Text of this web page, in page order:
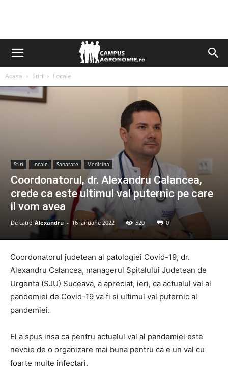
Acasa Stiri Locale
Stiri Locale Sanatate Medicina
Coordonatorul, dr. Alexandru Calancea,
crede ca este ultimul val puternic pe care
il vom avea
De catre Alexandru - 16 ianuarie 2022 520 0
Coordonatorul judetean al patologiei Covid-19, dr.
Alexandru Calancea, managerul Spitalului Judetean de
Urgenta (SJU) Suceava, a apreciat, ieri, ca actualul val al
pandemiei de Covid-19 va fi si ultimul val puternic al
pandemiei.
El a spus insa ca pentru actualul val al pandemiei este
nevoie de o organizare mai buna pentru ca e un val cu
foarte multe infectari.